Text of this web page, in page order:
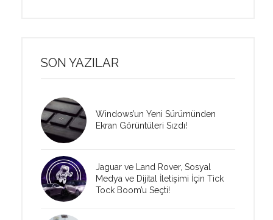
SON YAZILAR
Windows’un Yeni Sürümünden
Ekran Görüntüleri Sızdı!
Jaguar ve Land Rover, Sosyal
Medya ve Dijital İletişimi İçin Tick
Tock Boom’u Seçti!